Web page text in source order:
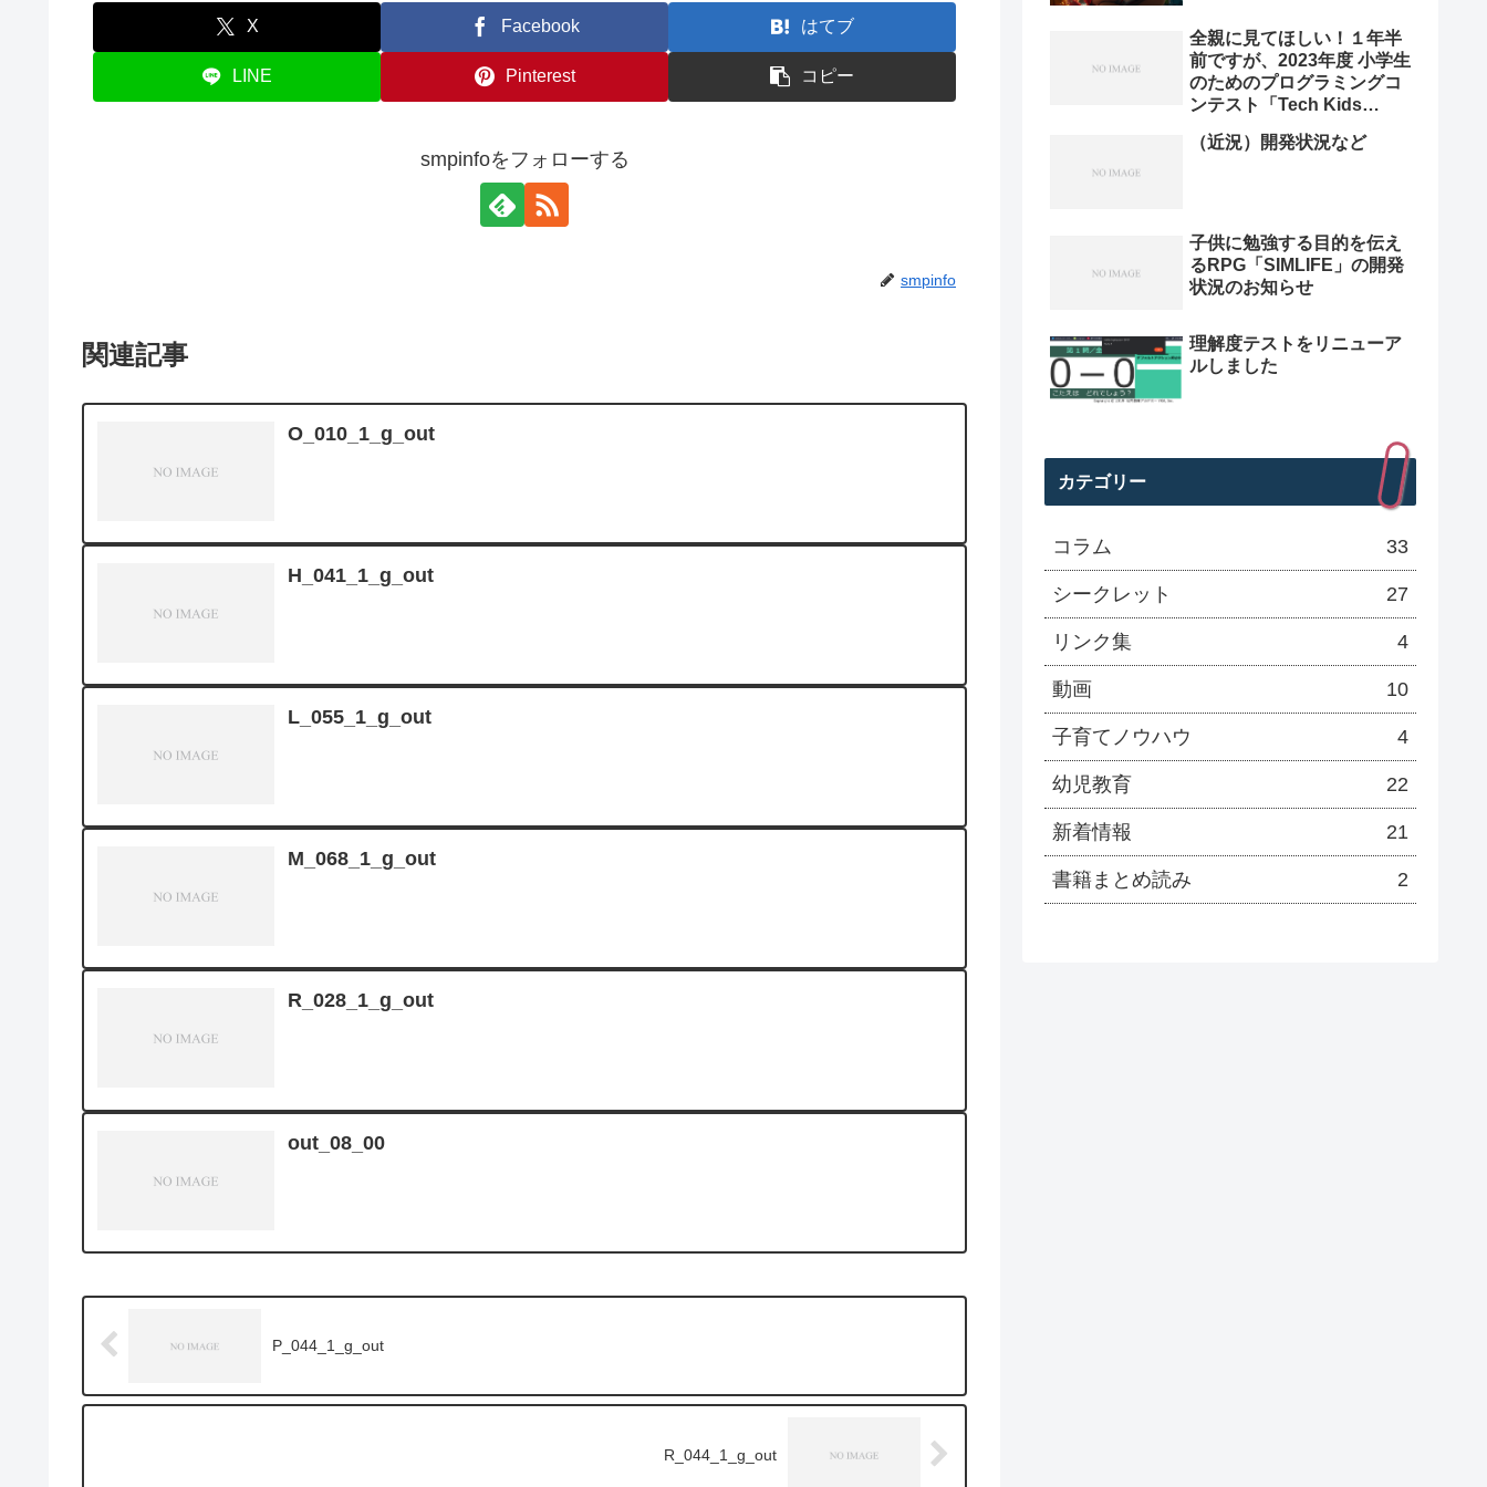
X Facebook はてブ
LINE Pinterest コピー
smpinfoをフォローする
smpinfo
関連記事
O_010_1_g_out
H_041_1_g_out
L_055_1_g_out
M_068_1_g_out
R_028_1_g_out
out_08_00
P_044_1_g_out
R_044_1_g_out
全親に見てほしい！１年半
前ですが、2023年度 小学生
のためのプログラミングコ
ンテスト「Tech Kids
勝プレゼン動画を紹介。プ
（近況）開発状況など
子供に勉強する目的を伝え
るRPG「SIMLIFE」の開発
状況のお知らせ
理解度テストをリニューア
ルしました
カテゴリー
コラム 33
シークレット 27
リンク集 4
動画 10
子育てノウハウ 4
幼児教育 22
新着情報 21
書籍まとめ読み 2